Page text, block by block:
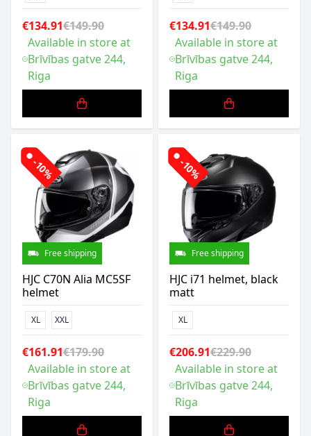
€134.91€149.90
Available in store at
Brīvības gatve 244,
Riga
€134.91€149.90
Available in store at
Brīvības gatve 244,
Riga
-10%
Free shipping
HJC C70N Alia MC5SF
helmet
XL XXL
€161.91€179.90
Available in store at
Brīvības gatve 244,
Riga
-10%
Free shipping
HJC i71 helmet, black
matt
XL
€206.91€229.90
Available in store at
Brīvības gatve 244,
Riga